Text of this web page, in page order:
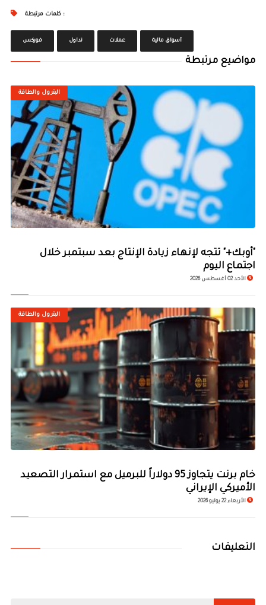
كلمات مرتبطة :
فوركس تداول عملات أسواق مالية
مواضيع مرتبطة
البترول والطاقة
"أوبك+" تتجه لإنهاء زيادة الإنتاج بعد سبتمبر خلال
اجتماع اليوم
الأحد 02 أغسطس 2026
البترول والطاقة
خام برنت يتجاوز 95 دولاراً للبرميل مع استمرار التصعيد
الأميركي الإيراني
الأربعاء 22 يوليو 2026
التعليقات